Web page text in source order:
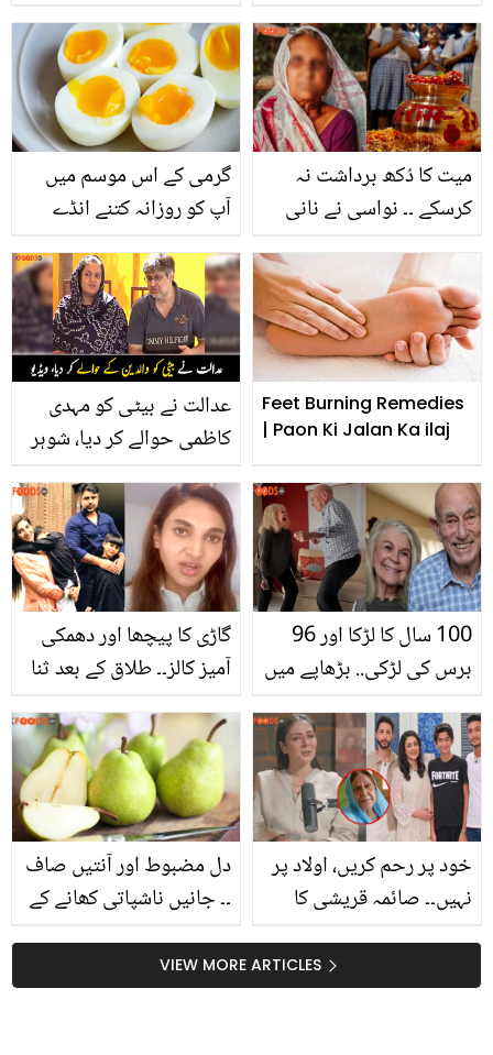
بالوں کے 3 بڑے مسائل کو
ختم وہ بھی بتائی گئی
ٹپس سے!
گرمی کے اس موسم میں
آپ کو روزانہ کتنے انڈے
میت کا دُکھ برداشت نہ
کرسکے ۔۔ نواسی نے نانی
کردیا کہ دُنیا لعن طعن کرنے
لگی
عدالت نے بیٹی کو مہدی
کاظمی حوالے کر دیا، شوہر
ویڈیو
Feet Burning Remedies
| Paon Ki Jalan Ka ilaj
گاڑی کا پیچھا اور دھمکی
آمیز کالز۔۔ طلاق کے بعد ثنا
100 سال کا لڑکا اور 96
برس کی لڑکی.. بڑھاپے میں
دلچسپ ویڈیو وائرل
دل مضبوط اور آنتیں صاف
۔۔ جانیں ناشپاتی کھانے کے
جسے جان کر آپ بھی خرید
لائیں گے
خود پر رحم کریں، اولاد پر
نہیں۔۔ صائمہ قریشی کا
جھنجھوڑ گیا ! دیکھیں کیا
کہا؟
VIEW MORE ARTICLES